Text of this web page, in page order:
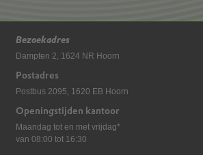
Bezoekadres
Dampten 2, 1624 NR Hoorn
Postadres
Postbus 2095, 1620 EB Hoorn
Openingstijden kantoor
Maandag tot en met vrijdag*
van 08:00 tot 16:30